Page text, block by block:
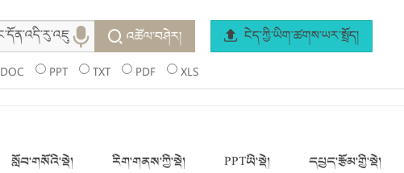
འཚོལ་བཤེར། ངེད་ཀྱི་ཡིག་ཚགས་ཡར་སྤྲོད།
DOC PPT TXT PDF XLS
སློབ་གསོའི་སྡེ། རིག་གནས་ཀྱི་སྡེ། PPTཡི་སྡེ། དཔྱད་རྩོམ་གྱི་སྡེ།